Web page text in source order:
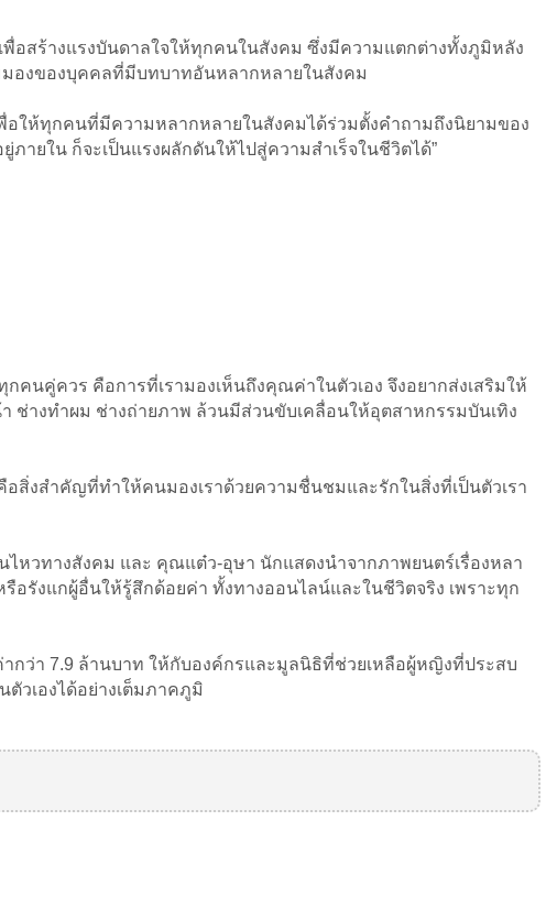
เพื่อสร้างแรงบันดาลใจให้ทุกคนในสังคม ซึ่งมีความแตกต่างทั้งภูมิหลัง
องของบุคคลที่มีบทบาทอันหลากหลายในสังคม
เพื่อให้ทุกคนที่มีความหลากหลายในสังคมได้ร่วมตั้งคำถามถึงนิยามของ
ยใน ก็จะเป็นแรงผลักดันให้ไปสู่ความสำเร็จในชีวิตได้”
คนคู่ควร คือการที่เรามองเห็นถึงคุณค่าในตัวเอง จึงอยากส่งเสริมให้
ช่างทำผม ช่างถ่ายภาพ ล้วนมีส่วนขับเคลื่อนให้อุตสาหกรรมบันเทิง
อสิ่งสำคัญที่ทำให้คนมองเราด้วยความชื่นชมและรักในสิ่งที่เป็นตัวเรา
ไหวทางสังคม และ คุณแต๋ว-อุษา นักแสดงนำจากภาพยนตร์เรื่องหลา
รังแกผู้อื่นให้รู้สึกด้อยค่า ทั้งทางออนไลน์และในชีวิตจริง เพราะทุก
กว่า 7.9 ล้านบาท ให้กับองค์กรและมูลนิธิที่ช่วยเหลือผู้หญิงที่ประสบ
วเองได้อย่างเต็มภาคภูมิ